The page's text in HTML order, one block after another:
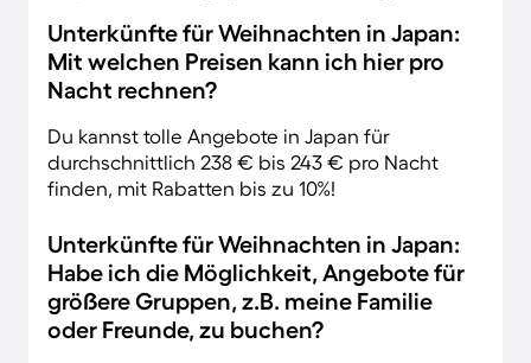
Unterkünfte für Weihnachten in Japan:
Mit welchen Preisen kann ich hier pro
Nacht rechnen?
Du kannst tolle Angebote in Japan für
durchschnittlich 238 € bis 243 € pro Nacht
finden, mit Rabatten bis zu 10%!
Unterkünfte für Weihnachten in Japan:
Habe ich die Möglichkeit, Angebote für
größere Gruppen, z.B. meine Familie
oder Freunde, zu buchen?